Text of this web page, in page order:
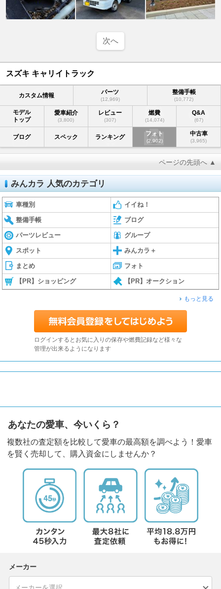
次へ
スズキ キャリイトラック
カスタム情報 パーツ
(12,969)
整備手帳
(10,772)
モデル
トップ
愛車紹介
(3,800)
レビュー
(307)
燃費
(14,074)
Q&A
(67)
ブログ スペック ランキング フォト
(2,902)
中古車
(3,965)
ページの先頭へ ▲
みんカラ 人気のカテゴリ
車種別 イイね！
整備手帳 ブログ
パーツレビュー グループ
スポット みんカラ＋
まとめ フォト
【PR】ショッピング 【PR】オークション
もっと見る
ログインするとお気に入りの保存や燃費記録など様々な
管理が出来るようになります
あなたの愛車、今いくら？
複数社の査定額を比較して愛車の最高額を調べよう！愛車
を賢く売却して、購入資金にしませんか？
メーカー